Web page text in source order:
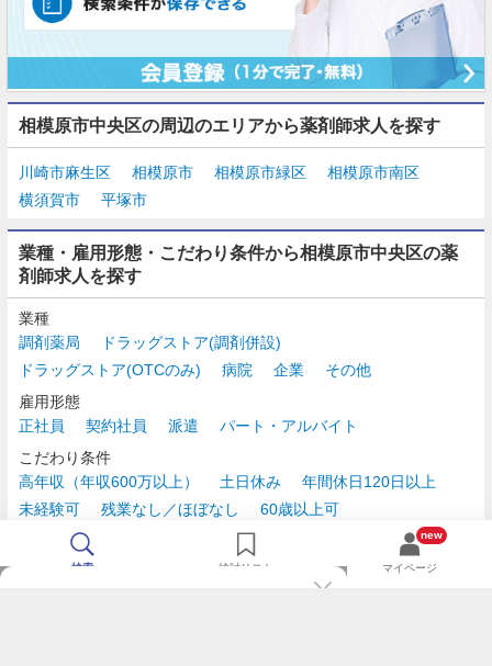
相模原市中央区の周辺のエリアから薬剤師求人を探す
川崎市麻生区 相模原市 相模原市緑区
相模原市南区
横須賀市
平塚市
業種・雇用形態・こだわり条件から相模原市中央区の薬
剤師求人を探す
業種
調剤薬局
ドラッグストア(調剤併設)
ドラッグストア(OTCのみ)
病院 企業
その他
雇用形態
正社員
契約社員 派遣
パート・アルバイト
こだわり条件
高年収（年収600万以上）
土日休み
年間休日120日以上
未経験可
残業なし／ほぼなし
60歳以上可
時給2,500円以上
検索 検討リスト
new
マイページ